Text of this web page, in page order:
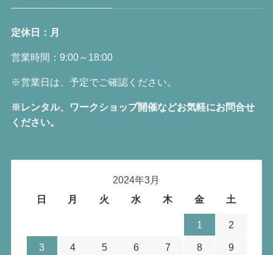
定休日：月
営業時間：9:00～18:00
※営業日は、予定でご確認ください。
※レンタル、ワークショップ開催などお気軽にお問合せ
ください。
2024年3月
日
月 火 水 木 金 土
1 2
3 4 5 6 7 8 9